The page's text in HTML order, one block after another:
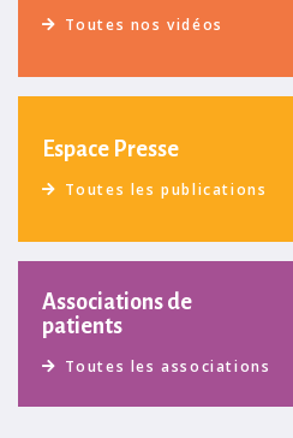
Toutes nos vidéos
Espace Presse
Toutes les publications
Associations de
patients
Toutes les associations